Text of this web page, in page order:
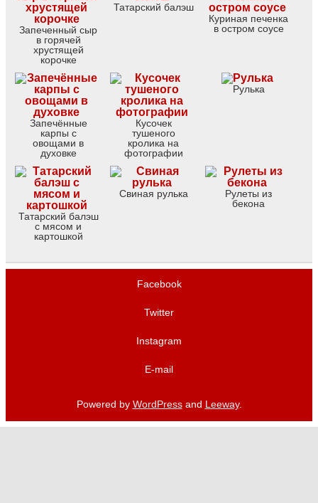
Запеченный сыр
в горячей
хрустящей
корочке
Татарский балэш
Куриная печенка
в остром соусе
Запечённые
карпы с
овощами в
духовке
Кусочек
тушеного
кролика на
фотографии
Рулька
Татарский балэш
с мясом и
картошкой
Свиная рулька
Рулеты из
бекона
Facebook
Twitter
Instagram
E-mail
Powered by WordPressand Leeway.